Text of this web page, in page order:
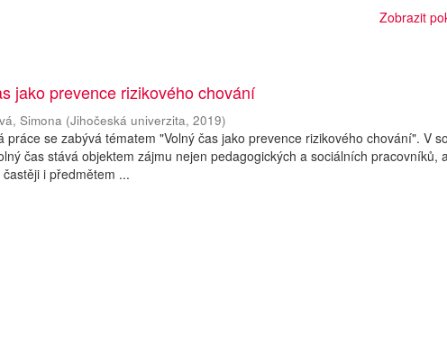
Zobrazit
jako prevence rizikového chování
Simona (Jihočeská univerzita,2019)
práce se zabývá tématem "Volný čas jako prevence rizikového chování". V
čas stává objektem zájmu nejen pedagogických a sociálních pracovníků,
i předmětem ...